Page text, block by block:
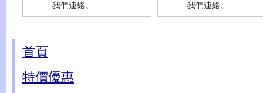
我們連絡。
我們連絡。
首頁
特價優惠